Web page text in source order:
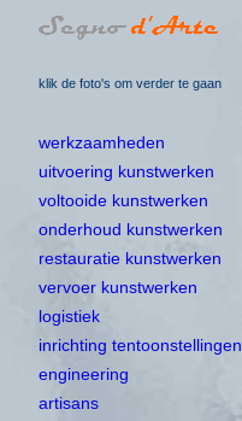
klik de foto's om verder te gaan
werkzaamheden
uitvoering kunstwerken
voltooide kunstwerken
onderhoud kunstwerken
restauratie kunstwerken
vervoer kunstwerken
logistiek
inrichting tentoonstellingen
engineering
artisans